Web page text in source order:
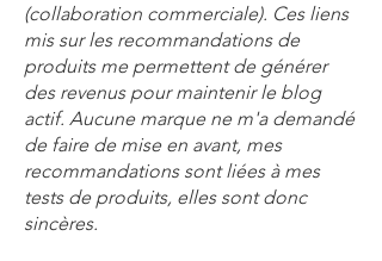
(collaboration commerciale). Ces liens
mis sur les recommandations de
produits me permettent de générer
des revenus pour maintenir le blog
actif. Aucune marque ne m'a demandé
de faire de mise en avant, mes
recommandations sont liées à mes
tests de produits, elles sont donc
sincères.